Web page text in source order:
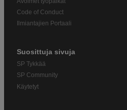
Code of Conduct
Ilmiantajien Portaali
Suosittuja sivuja
SP Tykkää
SP Community
Käytetyt